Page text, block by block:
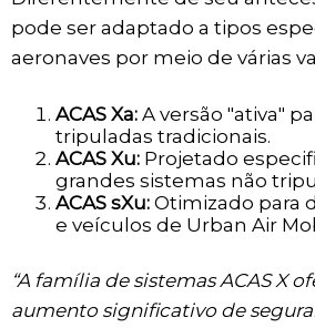
pode ser adaptado a tipos
aeronaves por meio de várias
ACAS Xa: A versão "ativa"
tripuladas tradicionais.
ACAS Xu: Projetado
grandes sistemas não
ACAS sXu: Otimizado para
e veículos de Urban Air
“A família de sistemas ACAS X
aumento significativo de